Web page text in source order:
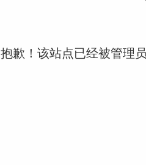
抱歉！该站点已经被管理